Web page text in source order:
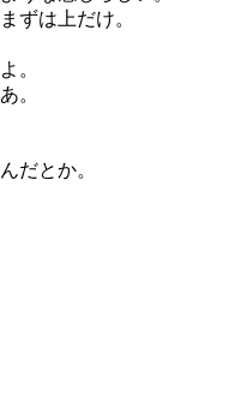
ずは上だけ。
。
。
だとか。